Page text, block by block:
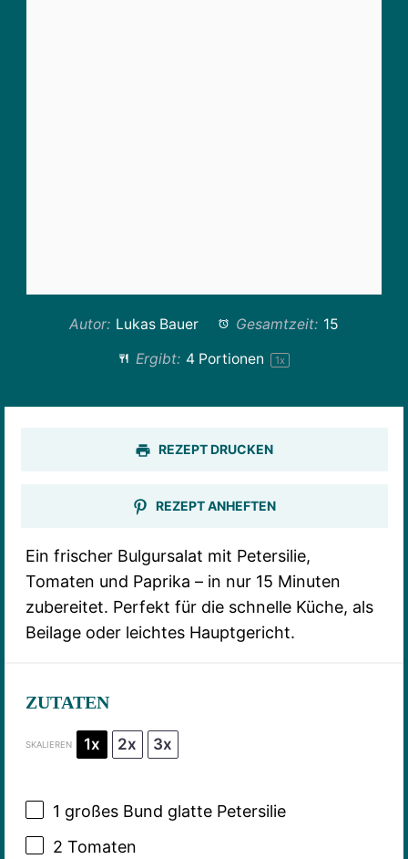
Autor: Lukas Bauer Gesamtzeit: 15
Ergibt: 4 Portionen 1x
REZEPT DRUCKEN
REZEPT ANHEFTEN
Ein frischer Bulgursalat mit Petersilie,
Tomaten und Paprika – in nur 15 Minuten
zubereitet. Perfekt für die schnelle Küche, als
Beilage oder leichtes Hauptgericht.
ZUTATEN
SKALIEREN 1x 2x 3x
1 großes Bund glatte Petersilie
2 Tomaten